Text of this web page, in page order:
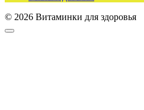
© 2026 Витаминки для здоровья